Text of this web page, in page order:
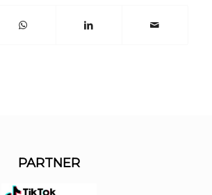
PARTNER